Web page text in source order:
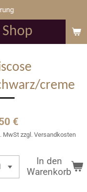
creme
€
MwSt zzgl. Versandkosten
In den
Warenkorb